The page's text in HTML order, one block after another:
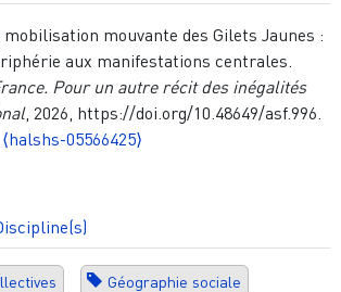
mouvante des Gilets Jaunes :
aux manifestations centrales.
Pour un autre récit des inégalités
, 2026, https://doi.org/10.48649/asf.996.
⟨halshs-05566425⟩
Géographie sociale